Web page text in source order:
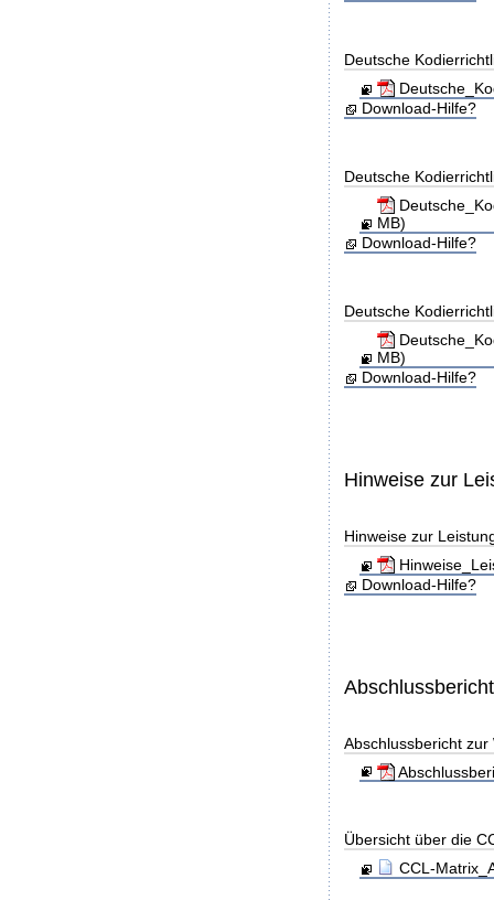
Deutsche
Download-Hilfe?
Deutsche
MB)
Download-Hilfe?
Deutsche
MB)
Download-Hilfe?
Hinweise zur
Hinweise zur
Download-Hilfe?
Abschlussbericht
Übersicht über die
CCL-